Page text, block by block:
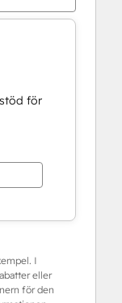
för
I
eller
för den